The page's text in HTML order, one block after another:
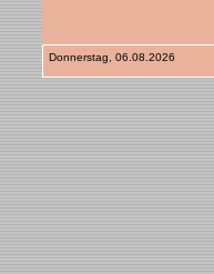
Donnerstag, 06.08.2026